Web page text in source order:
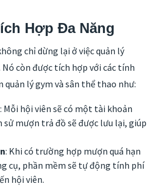
Hợp Đa Năng
chỉ dừng lại ở việc quản lý
còn được tích hợp với các tính
quản lý gym và sân thể thao như:
: Mỗi hội viên sẽ có một tài khoản
mượn trả đồ sẽ được lưu lại, giúp
: Khi có trường hợp mượn quá hạn
cụ, phần mềm sẽ tự động tính phí
hội viên.